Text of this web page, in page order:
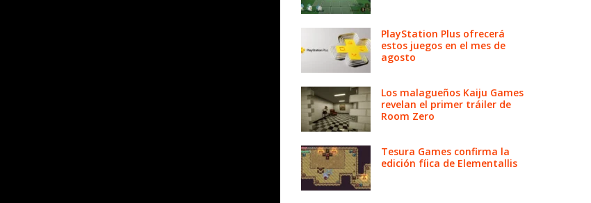
PlayStation Plus ofrecerá
estos juegos en el mes de
agosto
Los malagueños Kaiju Games
revelan el primer tráiler de
Room Zero
Tesura Games confirma la
edición fíica de Elementallis